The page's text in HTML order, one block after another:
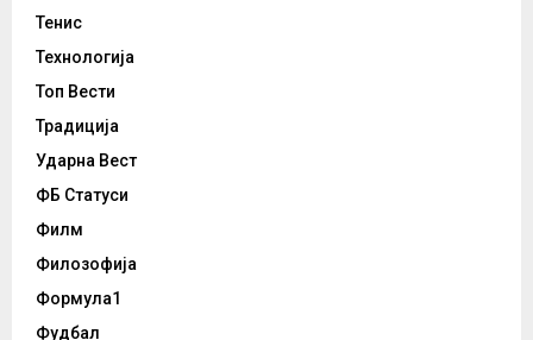
Тенис
Технологија
Топ Вести
Традиција
Ударна Вест
ФБ Статуси
Филм
Филозофија
Формула1
Фудбал